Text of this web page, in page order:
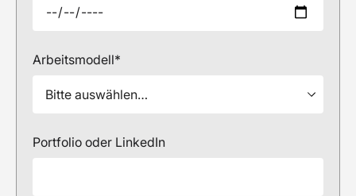
Arbeitsmodell*
Portfolio oder LinkedIn